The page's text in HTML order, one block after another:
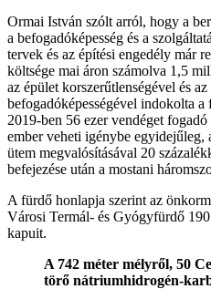
Ormai István szólt arról, hogy a
a befogadóképesség és a
tervek és az építési engedély már
költsége mai áron számolva 1,5
az épület korszerűtlenségével és
befogadóképességével indokolta a
2019-ben 56 ezer vendéget
ember veheti igénybe egyidejűleg,
ütem megvalósításával 20
befejezése után a mostani
A fürdő honlapja szerint az
Városi Termál- és Gyógyfürdő
kapuit.
A 742 méter mélyről, 50
törő nátriumhidrogén-